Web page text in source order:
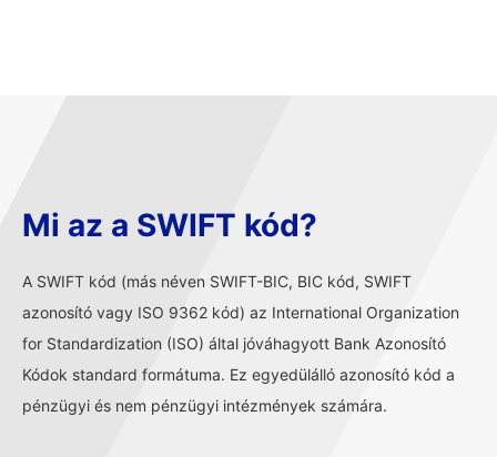
Mi az a SWIFT kód?
A SWIFT kód (más néven SWIFT-BIC, BIC kód, SWIFT
azonosító vagy ISO 9362 kód) az International Organization
for Standardization (ISO) által jóváhagyott Bank Azonosító
Kódok standard formátuma. Ez egyedülálló azonosító kód a
pénzügyi és nem pénzügyi intézmények számára.